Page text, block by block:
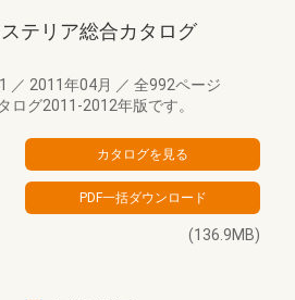
テリア総合カタログ
／ 2011年04月 ／ 全992ページ
ログ2011-2012年版です。
(136.9MB)